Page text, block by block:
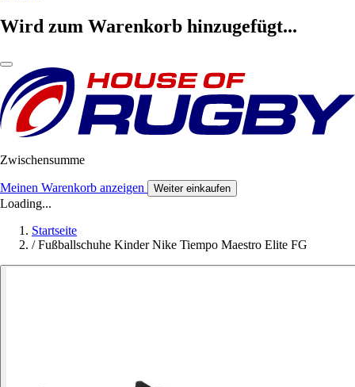
Wird zum Warenkorb hinzugefügt...
Zwischensumme
Meinen Warenkorb anzeigen Weiter einkaufen
Loading...
Startseite
/ Fußballschuhe Kinder Nike Tiempo Maestro Elite FG